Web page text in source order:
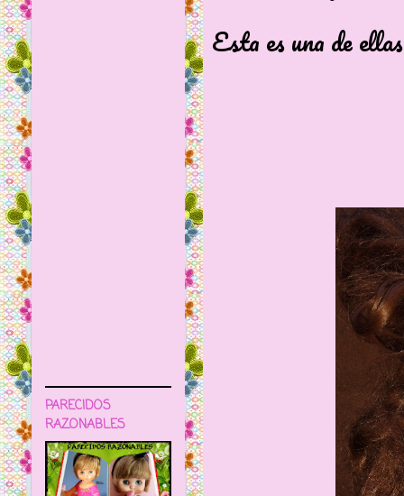
Esta es una de
PARECIDOS
RAZONABLES